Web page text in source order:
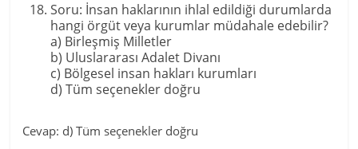
Soru: İnsan haklarının ihlal edildiği durumlarda
hangi örgüt veya kurumlar müdahale edebilir?
a) Birleşmiş Milletler
b) Uluslararası Adalet Divanı
c) Bölgesel insan hakları kurumları
d) Tüm seçenekler doğru
Cevap: d) Tüm seçenekler doğru